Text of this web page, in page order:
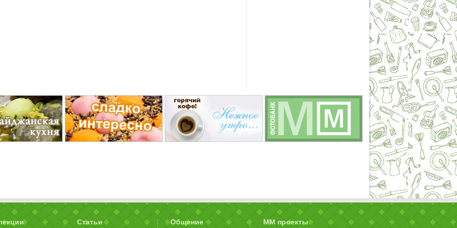
Статьи Общение ММ проекты